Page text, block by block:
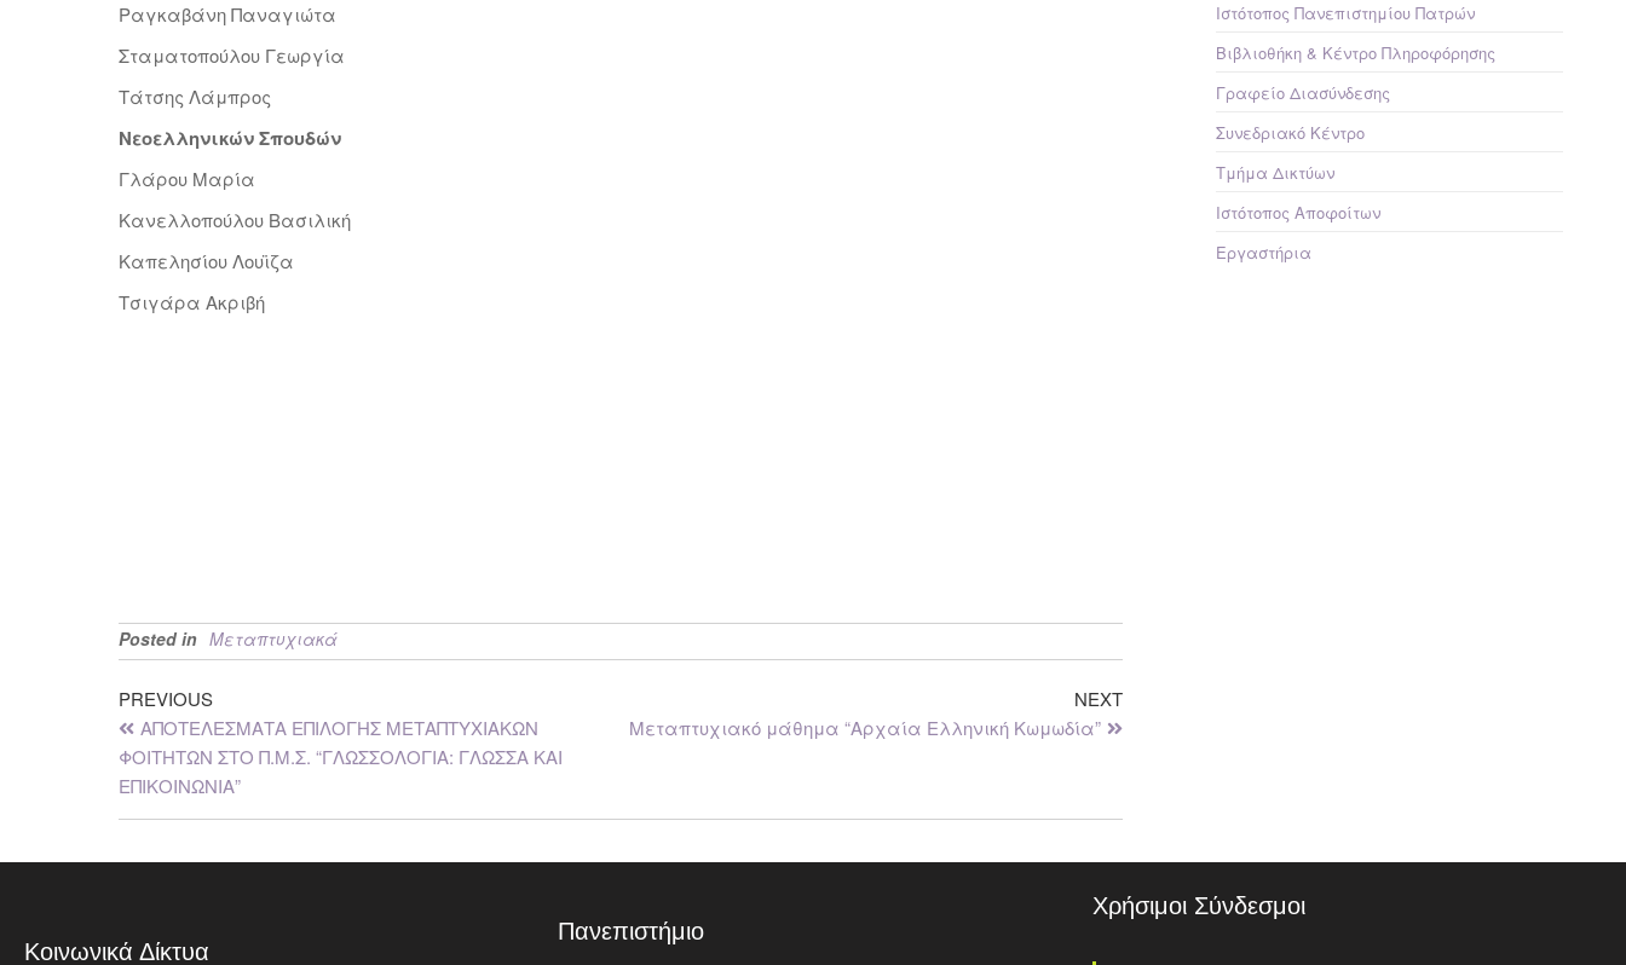
Ραγκαβάνη Παναγιώτα
Σταματοπούλου Γεωργία
Τάτσης Λάμπρος
Νεοελληνικών Σπουδών
Γλάρου Μαρία
Κανελλοπούλου Βασιλική
Καπελησίου Λουϊζα
Τσιγάρα Ακριβή
Posted in Μεταπτυχιακά
PREVIOUS
ΑΠΟΤΕΛΕΣΜΑΤΑ ΕΠΙΛΟΓΗΣ ΜΕΤΑΠΤΥΧΙΑΚΩΝ
ΦΟΙΤΗΤΩΝ ΣΤΟ Π.Μ.Σ. “ΓΛΩΣΣΟΛΟΓΙΑ: ΓΛΩΣΣΑ ΚΑΙ
ΕΠΙΚΟΙΝΩΝΙΑ”
NEXT
Μεταπτυχιακό μάθημα “Αρχαία Ελληνική Κωμωδία”
Ιστότοπος Πανεπιστημίου Πατρών
Βιβλιοθήκη & Κέντρο Πληροφόρησης
Γραφείο Διασύνδεσης
Συνεδριακό Κέντρο
Τμήμα Δικτύων
Ιστότοπος Αποφοίτων
Εργαστήρια
Κοινωνικά Δίκτυα
Πανεπιστήμιο
Χρήσιμοι Σύνδεσμοι